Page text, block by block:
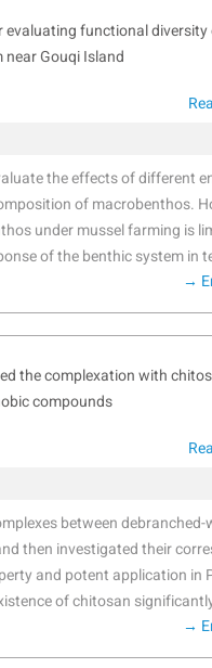
functional diversity
Gouqi Island
the effects of different
of macrobenthos.
under mussel farming is
of the benthic system in
variables of
farming near Gouqi Island of
under mussel
“vermiform body form”,
deposit-feeders”,
redundancy was
species diversity
analysis using
to evaluate the
of macrobenthic species
impacts in offshore
different sources,
on macrobenthic
→
the complexation with
compounds
between debranched-
then investigated their
and potent application in
of chitosan
for all DBS-CS samples,
and chitosan content.
→